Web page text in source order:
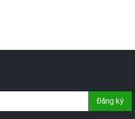
Đăng ký